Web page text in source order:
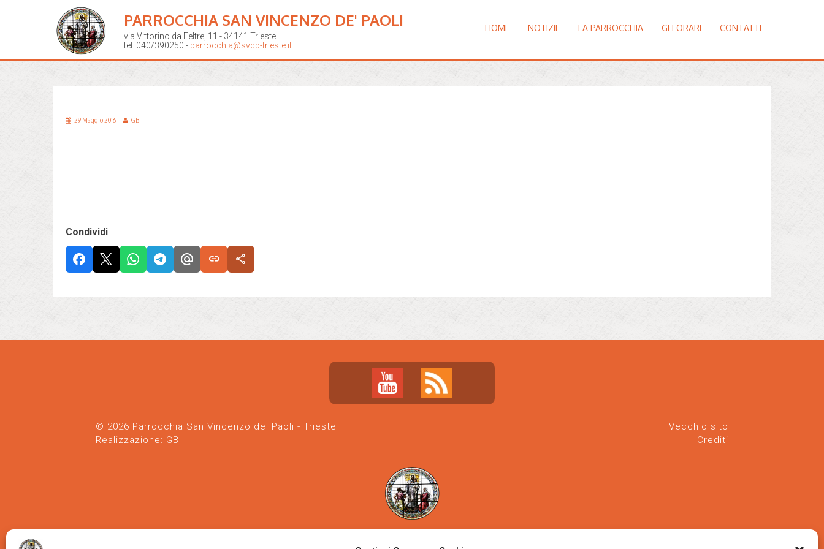
PARROCCHIA SAN VINCENZO DE' PAOLI
via Vittorino da Feltre, 11 - 34141 Trieste
tel. 040/390250 - parrocchia@svdp-trieste.it
HOME NOTIZIE LA PARROCCHIA GLI ORARI CONTATTI
29 Maggio 2016 GB
Condividi
link share
© 2026 Parrocchia San Vincenzo de' Paoli - Trieste
Realizzazione: GB
Vecchio sito
Crediti